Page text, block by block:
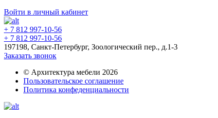
Войти в личный кабинет
+ 7 812 997-10-56
+ 7 812 997-10-56
197198, Санкт-Петербург, Зоологический пер., д.1-3
Заказать звонок
© Архитектура мебели 2026
Пользовательское соглашение
Политика конфеденциальности